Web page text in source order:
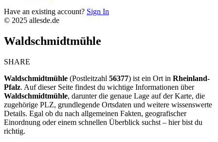
Have an existing account? Sign In
© 2025 allesde.de
Waldschmidtmühle
SHARE
Waldschmidtmühle (Postleitzahl 56377) ist ein Ort in Rheinland-
Pfalz. Auf dieser Seite findest du wichtige Informationen über
Waldschmidtmühle, darunter die genaue Lage auf der Karte, die
zugehörige PLZ, grundlegende Ortsdaten und weitere wissenswerte
Details. Egal ob du nach allgemeinen Fakten, geografischer
Einordnung oder einem schnellen Überblick suchst – hier bist du
richtig.